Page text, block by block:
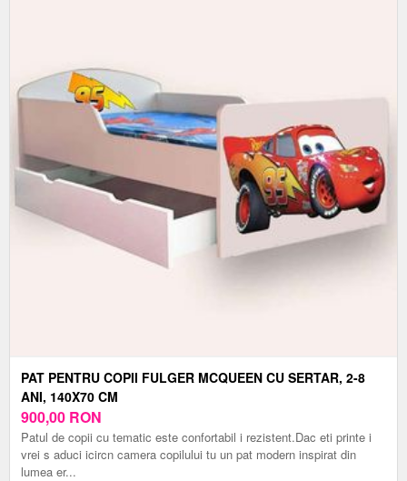
PAT PENTRU COPII FULGER MCQUEEN CU SERTAR, 2-8
ANI, 140X70 CM
900,00 RON
Patul de copii cu tematic este confortabil i rezistent.Dac eti printe i
vrei s aduci icircn camera copilului tu un pat modern inspirat din
lumea er...